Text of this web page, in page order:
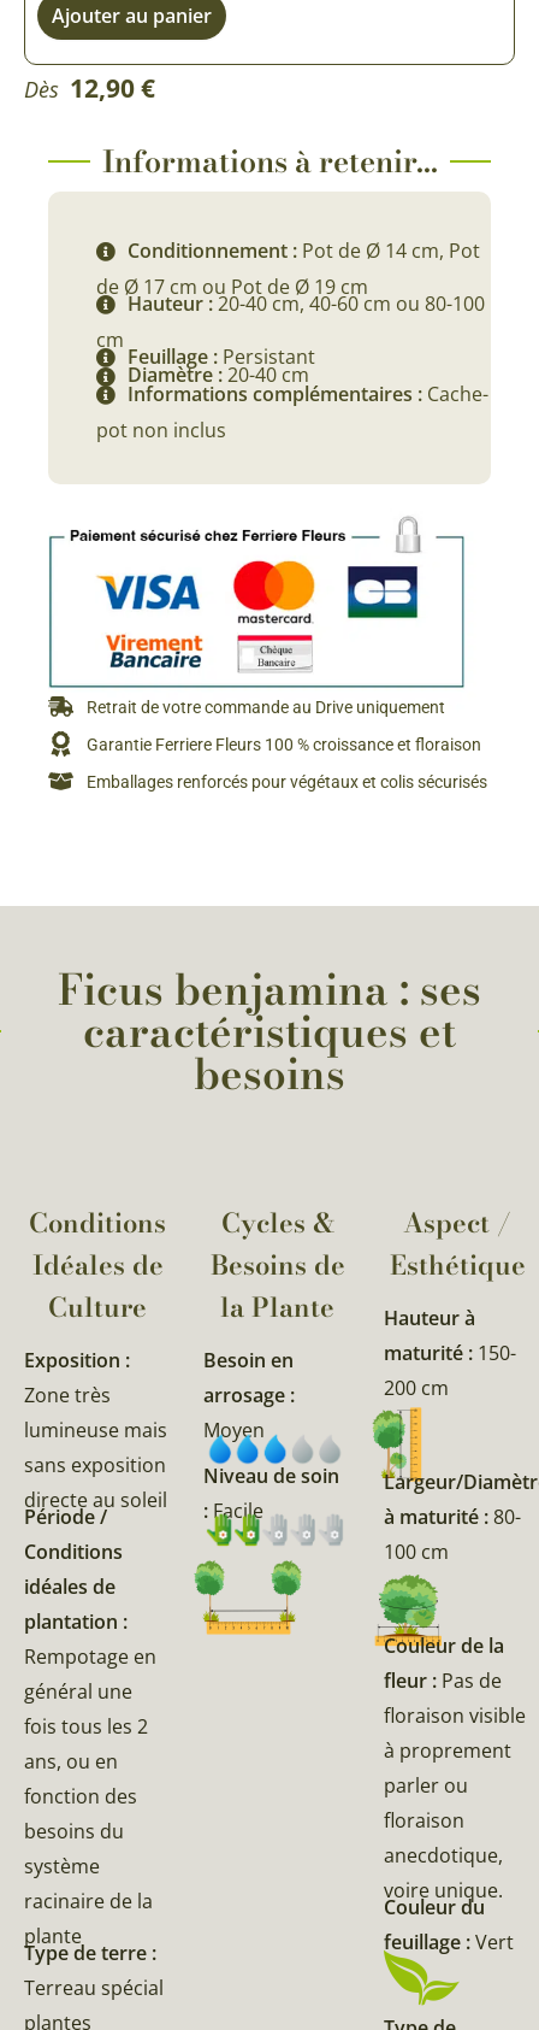
Ajouter au panier
Dès 12,90€
Informations à retenir...
Conditionnement : Pot de Ø 14 cm, Pot
de Ø 17 cm ou Pot de Ø 19 cm
Hauteur :20-40 cm, 40-60 cm ou 80-100
cm
Feuillage : Persistant
Diamètre :20-40 cm
Informations complémentaires : Cache-
pot non inclus
Retrait de votre commande au Drive uniquement
Garantie Ferriere Fleurs 100 % croissance et floraison
Emballages renforcés pour végétaux et colis sécurisés
Ficus benjamina : ses
caractéristiques et
besoins
Conditions
Idéales de
Culture
Exposition :
Zone très
lumineuse mais
sans exposition
directe au soleil
Période /
Conditions
idéales de
plantation :
Rempotage en
général une
fois tous les 2
ans, ou en
fonction des
besoins du
système
racinaire de la
plante
Type de terre :
Terreau spécial
plantes
Cycles &
Besoins de
la Plante​
Besoin en
arrosage :
Moyen
Niveau de soin
: Facile
Aspect /
Esthétique
Hauteur à
maturité : 150-
200 cm
Largeur/
à maturité :80-
100 cm
Couleur de la
fleur : Pas de
floraison visible
à proprement
parler ou
floraison
anecdotique,
voire unique.
Couleur du
feuillage :Vert